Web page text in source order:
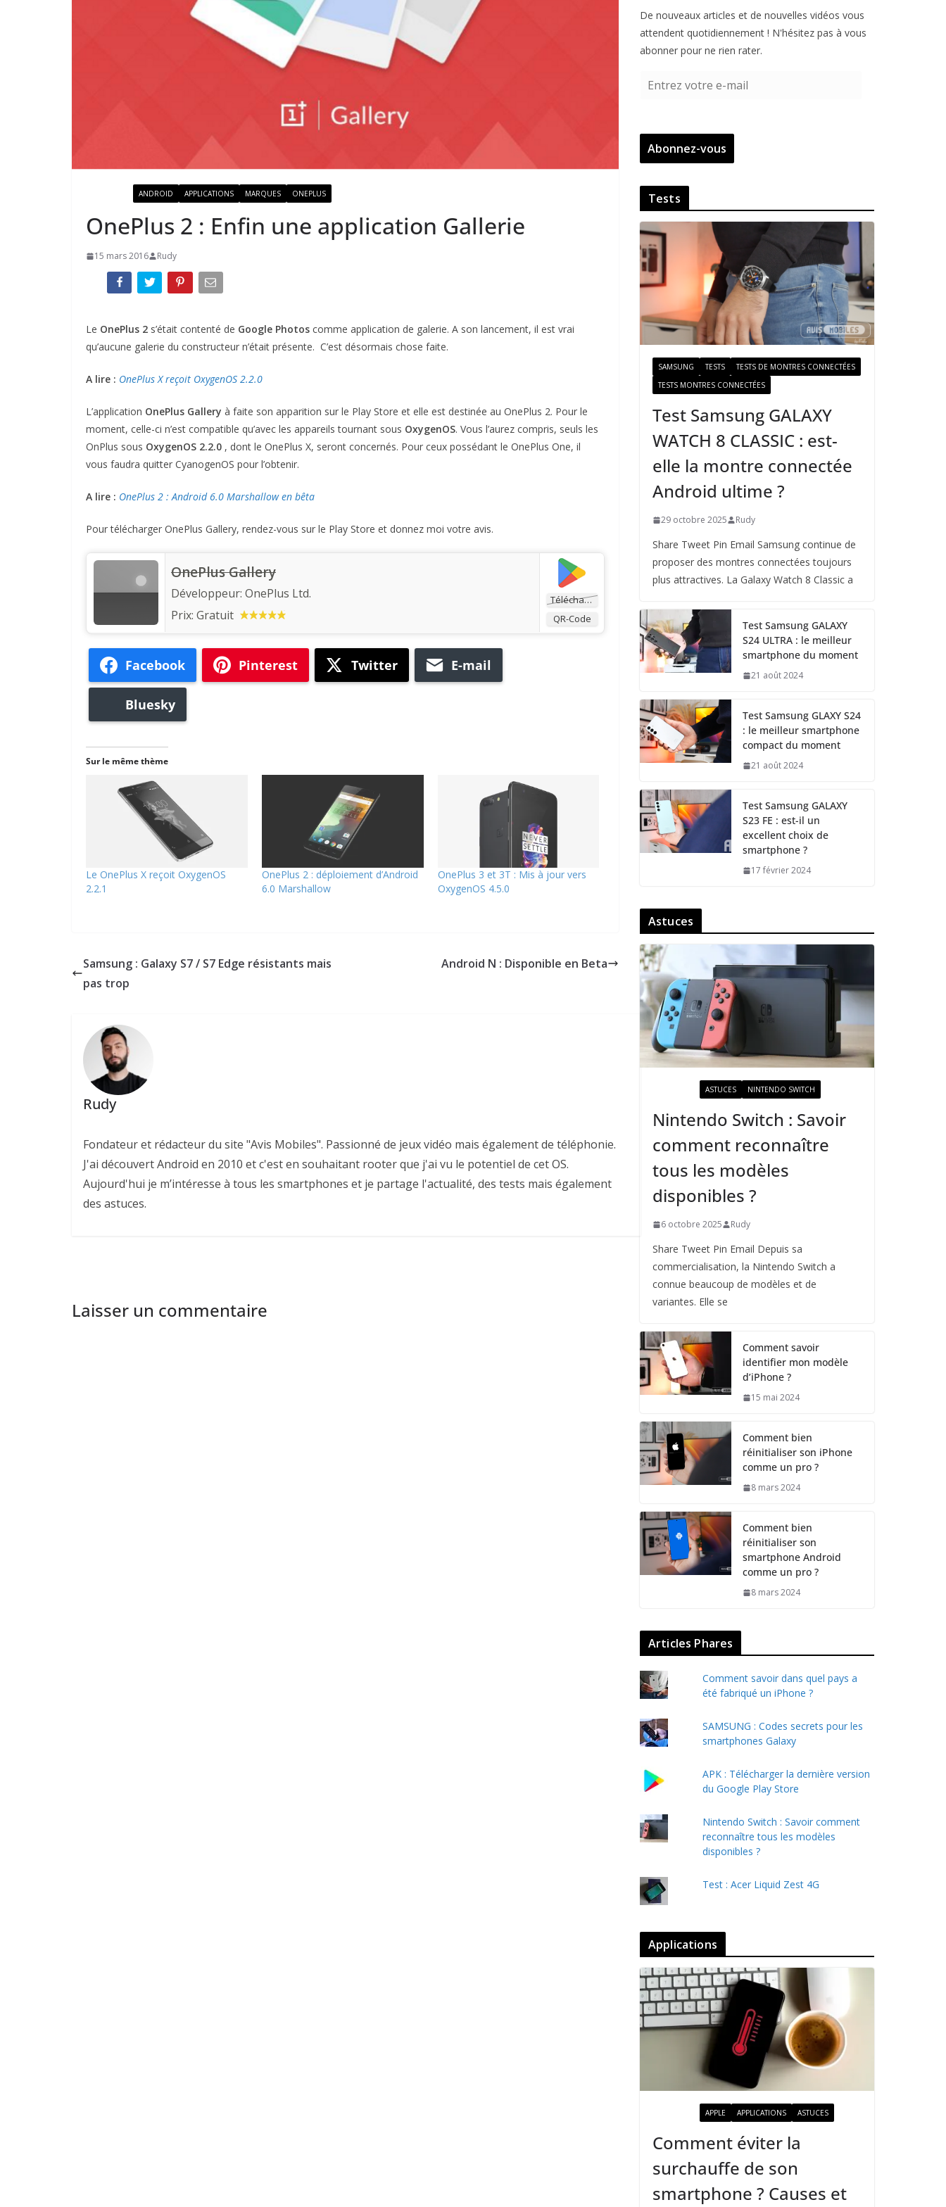
ANDROID APPLICATIONS MARQUES ONEPLUS
OnePlus 2 : Enfin une application Gallerie
15 mars 2016 Rudy
Le OnePlus 2 s’était contenté de Google Photos comme application de galerie. A son lancement, il est vrai
qu’aucune galerie du constructeur n’était présente. C’est désormais chose faite.
A lire : OnePlus X reçoit OxygenOS 2.2.0
L’application OnePlus Gallery à faite son apparition sur le Play Store et elle est destinée au OnePlus 2. Pour le
moment, celle-ci n’est compatible qu’avec les appareils tournant sous OxygenOS. Vous l’aurez compris, seuls les
OnPlus sous OxygenOS 2.2.0 , dont le OnePlus X, seront concernés. Pour ceux possédant le OnePlus One, il
vous faudra quitter CyanogenOS pour l’obtenir.
A lire : OnePlus 2 : Android 6.0 Marshallow en bêta
Pour télécharger OnePlus Gallery, rendez-vous sur le Play Store et donnez moi votre avis.
Télécharger
QR-Code
OnePlus Gallery
Développeur: OnePlus Ltd.
Prix: Gratuit
Facebook Pinterest Twitter E-mail
Bluesky
Sur le même thème
Le OnePlus X reçoit OxygenOS
2.2.1
OnePlus 2 : déploiement d’Android
6.0 Marshallow
OnePlus 3 et 3T : Mis à jour vers
OxygenOS 4.5.0
Samsung : Galaxy S7 / S7 Edge résistants mais
pas trop
Android N : Disponible en Beta
Rudy
Fondateur et rédacteur du site "Avis Mobiles". Passionné de jeux vidéo mais également de téléphonie.
J'ai découvert Android en 2010 et c'est en souhaitant rooter que j'ai vu le potentiel de cet OS.
Aujourd'hui je m’intéresse à tous les smartphones et je partage l'actualité, des tests mais également
des astuces.
Laisser un commentaire
De nouveaux articles et de nouvelles vidéos vous
attendent quotidiennement ! N'hésitez pas à vous
abonner pour ne rien rater.
r
z
v
t
r
e
e
-
a
i
Abonnez-vous
Tests
SAMSUNG TESTS
TESTS DE MONTRES CONNECTÉES
TESTS MONTRES CONNECTÉES
Test Samsung GALAXY
WATCH 8 CLASSIC : est-
elle la montre connectée
Android ultime ?
29 octobre 2025 Rudy
Share Tweet Pin Email Samsung continue de
proposer des montres connectées toujours
plus attractives. La Galaxy Watch 8 Classic a
Test Samsung GALAXY
S24 ULTRA : le meilleur
smartphone du moment
21 août 2024
Test Samsung GLAXY S24
: le meilleur smartphone
compact du moment
21 août 2024
Test Samsung GALAXY
S23 FE : est-il un
excellent choix de
smartphone ?
17 février 2024
Astuces
ASTUCES NINTENDO SWITCH
Nintendo Switch : Savoir
comment reconnaître
tous les modèles
disponibles ?
6 octobre 2025 Rudy
Share Tweet Pin Email Depuis sa
commercialisation, la Nintendo Switch a
connue beaucoup de modèles et de
variantes. Elle se
Comment savoir
identifier mon modèle
d’iPhone ?
15 mai 2024
Comment bien
réinitialiser son iPhone
comme un pro ?
8 mars 2024
Comment bien
réinitialiser son
smartphone Android
comme un pro ?
8 mars 2024
Articles Phares
Comment savoir dans quel pays a
été fabriqué un iPhone ?
SAMSUNG : Codes secrets pour les
smartphones Galaxy
APK : Télécharger la dernière version
du Google Play Store
Nintendo Switch : Savoir comment
reconnaître tous les modèles
disponibles ?
Test : Acer Liquid Zest 4G
Applications
APPLE APPLICATIONS ASTUCES
Comment éviter la
surchauffe de son
smartphone ? Causes et